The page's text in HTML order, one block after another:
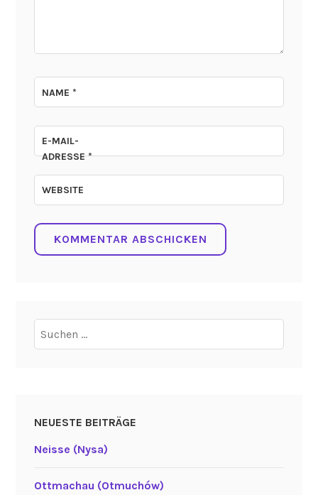
NAME*
E-MAIL-
ADRESSE*
WEBSITE
Suchen
nach:
NEUESTE BEITRÄGE
Neisse (Nysa)
Ottmachau (Otmuchów)